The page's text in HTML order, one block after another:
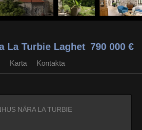
La Turbie Laghet 790 000 €
Karta Kontakta
NÄRA LA TURBIE